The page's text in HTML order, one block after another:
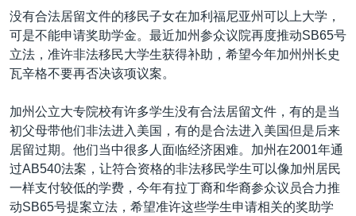
转
到
导
转
到
检
索
最新国际新闻
印太
中东
欧洲
非洲
美洲
全球议题
分类新闻
经济·金融·贸易
人权·法律·宗教
科教·文娱·体健
军事
劳工
环境
美中关系
热点专题
白宫要闻
国会报道
美中关系
美国建国250周年
VOA视频
VOA今日焦点
中文广播
关注我们
没有合法居留文件的移民子女在加利福尼亚州可以上大学，
可是不能申请奖助学金。最近加州参众议院再度推动SB65号
立法，准许非法移民大学生获得补助，希望今年加州州长史
瓦辛格不要再否决该项议案。
加州公立大专院校有许多学生没有合法居留文件，有的是当
初父母带他们非法进入美国，有的是合法进入美国但是后来
居留过期。他们当中很多人面临经济困难。加州在2001年通
过AB540法案，让符合资格的非法移民学生可以像加州居民
一样支付较低的学费，今年有拉丁裔和华裔参众议员合力推
动SB65号提案立法，希望准许这些学生申请相关的奖助学